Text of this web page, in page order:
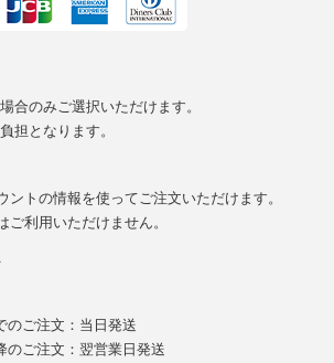
合のみご選択いただけます。
担となります。
ントの情報を使ってご注文いただけます。
利用いただけません。
のご注文：当日発送
のご注文：翌営業日発送